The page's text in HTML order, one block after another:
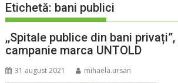
Etichetă: bani publici
,,Spitale publice din bani
campanie marca UNTOLD
31 august 2021 mihaela.ursan